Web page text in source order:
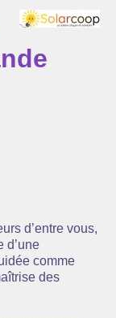
solaires
d’entre vous,
d’une
comme
des